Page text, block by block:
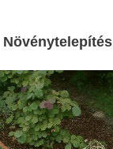
Növénytelepítés